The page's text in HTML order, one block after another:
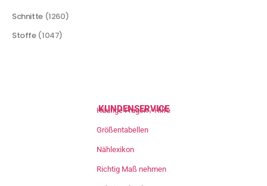
Schnitte (1260)
Stoffe (1047)
KUNDENSERVICE
Häufige Fragen / Hilfe
Größentabellen
Nählexikon
Richtig Maß nehmen